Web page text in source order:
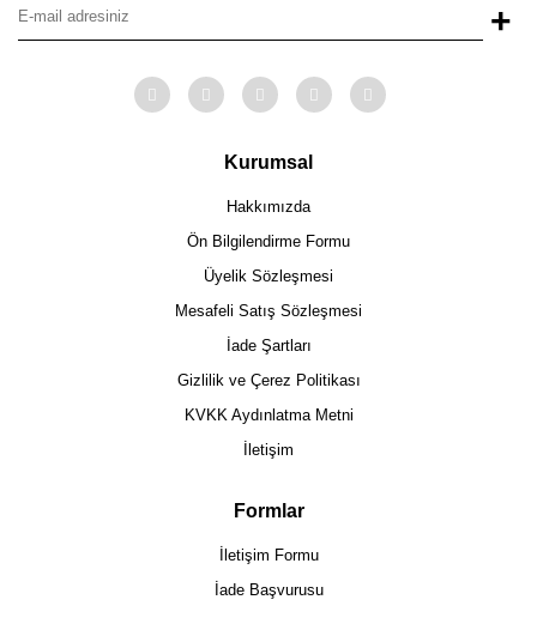
+
Kurumsal
Hakkımızda
Ön Bilgilendirme Formu
Üyelik Sözleşmesi
Mesafeli Satış Sözleşmesi
İade Şartları
Gizlilik ve Çerez Politikası
KVKK Aydınlatma Metni
İletişim
Formlar
İletişim Formu
İade Başvurusu